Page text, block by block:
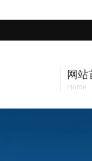
网站
Home